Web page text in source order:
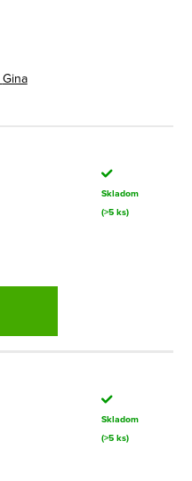
Gina
Skladom
(>5 ks)
Skladom
(>5 ks)